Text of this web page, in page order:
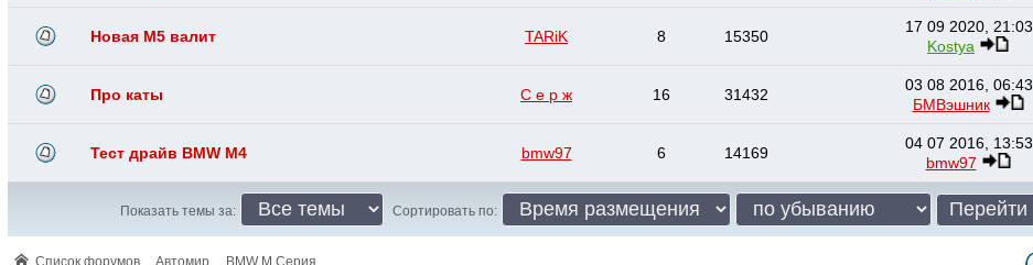
Новая М5 валит TARiK 8 15350
17 09 2020, 21:03
Kostya
Про каты С е р ж 16 31432
03 08 2016, 06:43
БМВэшник
Тест драйв BMW M4 bmw97 6 14169
04 07 2016, 13:53
bmw97
Показать темы за: Сортировать по:
Список форумов Автомир BMW M Серия